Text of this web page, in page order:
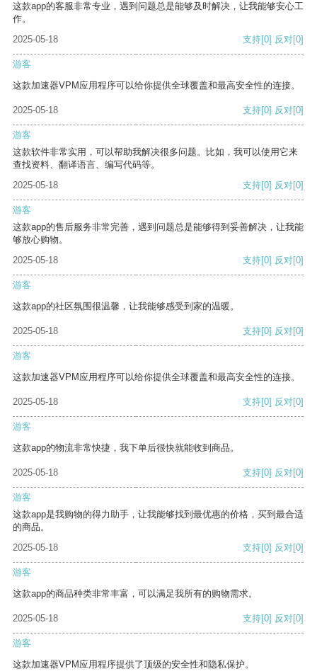
这款app的客服非常专业，遇到问题总是能够及时解决，让我能够安心工
作。
2025-05-18
支持[0] 反对[0]
游客
这款加速器VPM应用程序可以给你提供全球覆盖和最高安全性的连接。
2025-05-18 支持[0] 反对[0]
游客
这款软件非常实用，可以帮助我解决很多问题。比如，我可以使用它来
查找资料、翻译语言、编写代码等。
2025-05-18
支持[0] 反对[0]
游客
这款app的售后服务非常完善，遇到问题总是能够得到妥善解决，让我能
够放心购物。
2025-05-18
支持[0] 反对[0]
游客
这款app的社区氛围很温馨，让我能够感受到家的温暖。
2025-05-18 支持[0] 反对[0]
游客
这款加速器VPM应用程序可以给你提供全球覆盖和最高安全性的连接。
2025-05-18 支持[0] 反对[0]
游客
这款app的物流非常快捷，我下单后很快就能收到商品。
2025-05-18 支持[0] 反对[0]
游客
这款app是我购物的得力助手，让我能够找到最优惠的价格，买到最合适
的商品。
2025-05-18
支持[0] 反对[0]
游客
这款app的商品种类非常丰富，可以满足我所有的购物需求。
2025-05-18 支持[0] 反对[0]
游客
这款加速器VPM应用程序提供了顶级的安全性和隐私保护。